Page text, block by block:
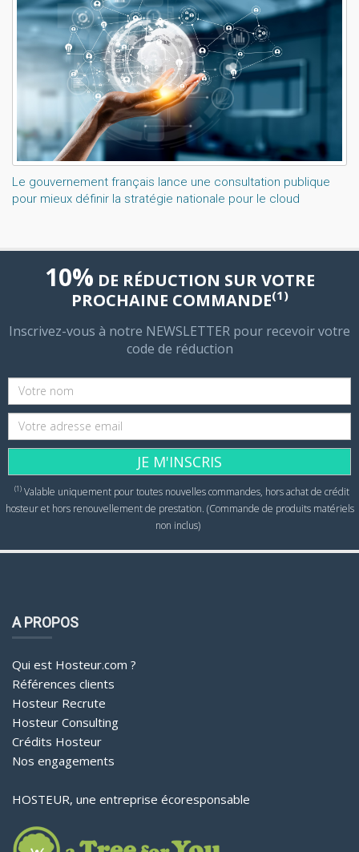
Le gouvernement français lance une consultation publique
pour mieux définir la stratégie nationale pour le cloud
10% DE RÉDUCTION SUR VOTRE
PROCHAINE COMMANDE(1)
Inscrivez-vous à notre NEWSLETTER pour recevoir votre
code de réduction
JE M'INSCRIS
(1)Valable uniquement pour toutes nouvelles commandes, hors achat de crédit
hosteur et hors renouvellement de prestation. (Commande de produits matériels
non inclus)
A PROPOS
Qui est Hosteur.com ?
Références clients
Hosteur Recrute
Hosteur Consulting
Crédits Hosteur
Nos engagements
HOSTEUR, une entreprise écoresponsable